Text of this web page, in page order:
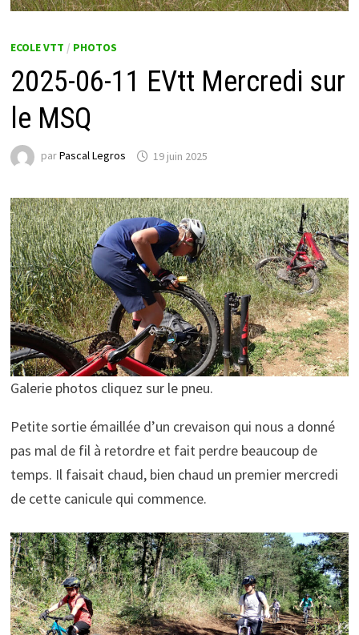
ECOLE VTT / PHOTOS
2025-06-11 EVtt Mercredi sur
le MSQ
parPascal Legros 19 juin 2025
Galerie photos cliquez sur le pneu.
Petite sortie émaillée d’un crevaison qui nous a donné
pas mal de fil à retordre et fait perdre beaucoup de
temps. Il faisait chaud, bien chaud un premier mercredi
de cette canicule qui commence.